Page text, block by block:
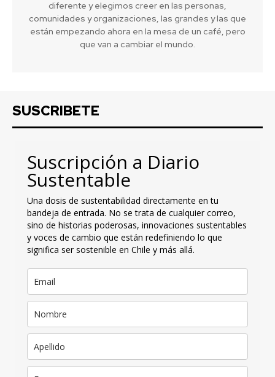
diferente y elegimos creer en las personas,
comunidades y organizaciones, las grandes y las que
están empezando ahora en la mesa de un café, pero
que van a cambiar el mundo.
SUSCRIBETE
Suscripción a Diario
Sustentable
Una dosis de sustentabilidad directamente en tu
bandeja de entrada. No se trata de cualquier correo,
sino de historias poderosas, innovaciones sustentables
y voces de cambio que están redefiniendo lo que
significa ser sostenible en Chile y más allá.